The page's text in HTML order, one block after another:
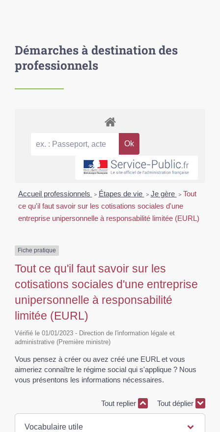
Démarches à destination des
professionnels
Accueil professionnels > Étapes de vie > Je gère > Tout
ce qu'il faut savoir sur les cotisations sociales d'une
entreprise unipersonnelle à responsabilité limitée (EURL)
Fiche pratique
Tout ce qu'il faut savoir sur les
cotisations sociales d'une entreprise
unipersonnelle à responsabilité
limitée (EURL)
Vérifié le 01/01/2023 - Direction de l'information légale et
administrative (Première ministre)
Vous pensez à créer ou avez créé une EURL et vous
aimeriez connaître le régime social qui s'applique ? Nous
vous présentons les informations nécessaires.
Tout replier Tout déplier
Vocabulaire utile